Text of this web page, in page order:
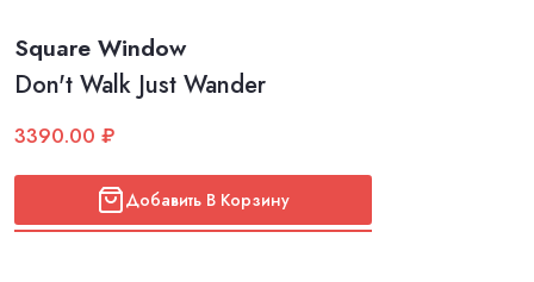
Square Window
Don't Walk Just Wander
3390.00 ₽
Добавить В Корзину